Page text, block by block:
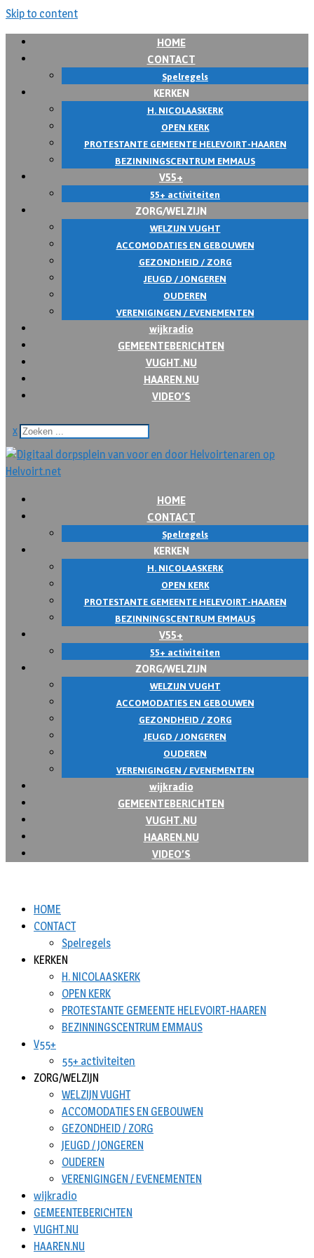
Skip to content
HOME
CONTACT
Spelregels
KERKEN
H. NICOLAASKERK
OPEN KERK
PROTESTANTE GEMEENTE HELEVOIRT-HAAREN
BEZINNINGSCENTRUM EMMAUS
V55+
55+ activiteiten
ZORG/WELZIJN
WELZIJN VUGHT
ACCOMODATIES EN GEBOUWEN
GEZONDHEID / ZORG
JEUGD / JONGEREN
OUDEREN
VERENIGINGEN / EVENEMENTEN
wijkradio
GEMEENTEBERICHTEN
VUGHT.NU
HAAREN.NU
VIDEO’S
x
HOME
CONTACT
Spelregels
KERKEN
H. NICOLAASKERK
OPEN KERK
PROTESTANTE GEMEENTE HELEVOIRT-HAAREN
BEZINNINGSCENTRUM EMMAUS
V55+
55+ activiteiten
ZORG/WELZIJN
WELZIJN VUGHT
ACCOMODATIES EN GEBOUWEN
GEZONDHEID / ZORG
JEUGD / JONGEREN
OUDEREN
VERENIGINGEN / EVENEMENTEN
wijkradio
GEMEENTEBERICHTEN
VUGHT.NU
HAAREN.NU
VIDEO’S
HOME
CONTACT
Spelregels
KERKEN
H. NICOLAASKERK
OPEN KERK
PROTESTANTE GEMEENTE HELEVOIRT-HAAREN
BEZINNINGSCENTRUM EMMAUS
V55+
55+ activiteiten
ZORG/WELZIJN
WELZIJN VUGHT
ACCOMODATIES EN GEBOUWEN
GEZONDHEID / ZORG
JEUGD / JONGEREN
OUDEREN
VERENIGINGEN / EVENEMENTEN
wijkradio
GEMEENTEBERICHTEN
VUGHT.NU
HAAREN.NU